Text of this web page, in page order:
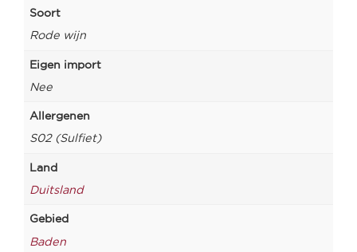
Soort
Rode wijn
Eigen import
Nee
Allergenen
S02 (Sulfiet)
Land
Duitsland
Gebied
Baden